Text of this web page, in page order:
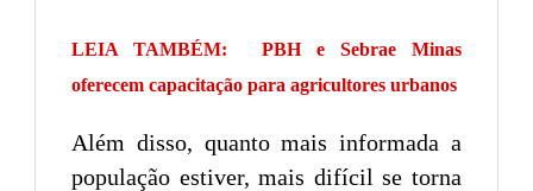
LEIA TAMBÉM:
PBH e Sebrae Minas
oferecem capacitação para agricultores urbanos
Além disso, quanto mais informada a
população estiver, mais difícil se torna